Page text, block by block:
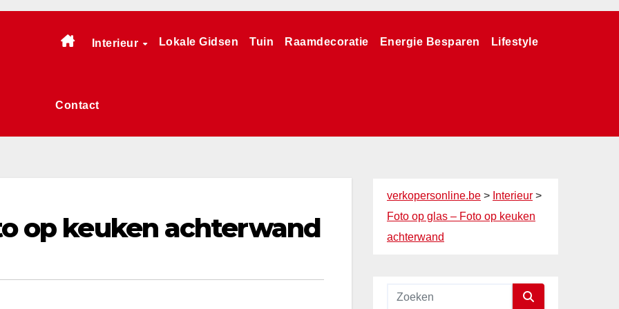
Interieur Lokale Gidsen Tuin Raamdecoratie Energie Besparen Lifestyle
Contact
op keuken achterwand
verkopersonline.be > Interieur >
Foto op glas – Foto op keuken
achterwand